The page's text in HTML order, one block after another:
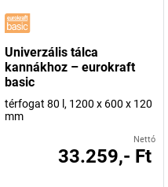
Univerzális tálca
kannákhoz – eurokraft
basic
térfogat 80 l, 1200 x 600 x 120
mm
Nettó
33.259,- Ft